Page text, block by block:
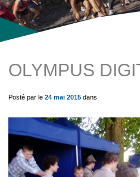
true) ?>
OLYMPUS
Posté par le 24 mai 2015 dans